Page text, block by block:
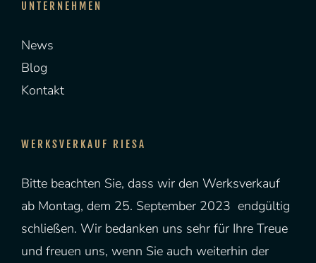
UNTERNEHMEN
News
Blog
Kontakt
WERKSVERKAUF RIESA
Bitte beachten Sie, dass wir den Werksverkauf
ab Montag, dem 25. September 2023 endgültig
schließen. Wir bedanken uns sehr für Ihre Treue
und freuen uns, wenn Sie auch weiterhin der